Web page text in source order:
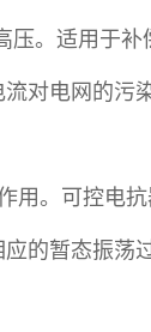
。适用于
对电网的污染
用。可控电
的暂态振荡